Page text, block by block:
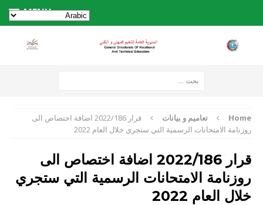
MENU
Home تعاميم و بيانات
قرار 2022/186 اضافة اختصاص الى
روزنامة الامتحانات الرسمية التي ستجري خلال العام 2022
قرار 2022/186 اضافة اختصاص الى
روزنامة الامتحانات الرسمية التي ستجري
خلال العام 2022